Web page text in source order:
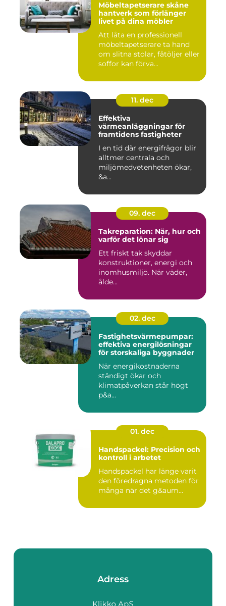
Möbeltapetserare skåne
hantverk som förlänger
livet på dina möbler
Att låta en professionell
möbeltapetserare ta hand
om slitna stolar, fåtöljer eller
soffor kan förva...
11. dec
Effektiva
värmeanläggningar för
framtidens fastigheter
I en tid där energifrågor blir
alltmer centrala och
miljömedvetenheten ökar,
&a...
09. dec
Takreparation: När, hur och
varför det lönar sig
Ett friskt tak skyddar
konstruktioner, energi och
inomhusmiljö. När väder,
ålde...
02. dec
Fastighetsvärmepumpar:
effektiva energilösningar
för storskaliga byggnader
När energikostnaderna
ständigt ökar och
klimatpåverkan står högt
p&a...
01. dec
Handspackel: Precision och
kontroll i arbetet
Handspackel har länge varit
den föredragna metoden för
många när det g&aum...
Adress